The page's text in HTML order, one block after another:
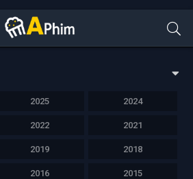
2025 2024
2022 2021
2019 2018
2016 2015